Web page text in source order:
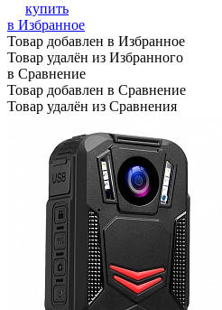
купить
в Избранное
Товар добавлен в Избранное
Товар удалён из Избранного
в Сравнение
Товар добавлен в Сравнение
Товар удалён из Сравнения